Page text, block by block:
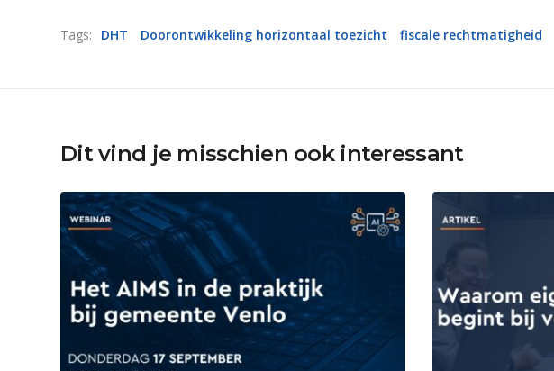
Tags: DHT Doorontwikkeling horizontaal toezicht fiscale rechtmatigheid
Dit vind je misschien ook interessant